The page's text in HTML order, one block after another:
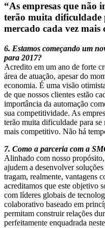
“As empresas que não
terão muita dificuldade
mercado cada vez mais
6. Estamos começando um
para 2017?
Acredito em um ano de forte
área de atuação, apesar do
economia. É uma visão
de que nossos clientes estão
importância da automação
sua competitividade. As
terão muita dificuldade para
mais competitivo. Não há
7. Como a parceria com a
Alinhado com nosso
ajudem a desenvolver
tragam, realmente, vantagens
acreditamos que este objetivo
com líderes globais de
colaborativo baseado em
permitam construir relações
perfeitamente enquadrada